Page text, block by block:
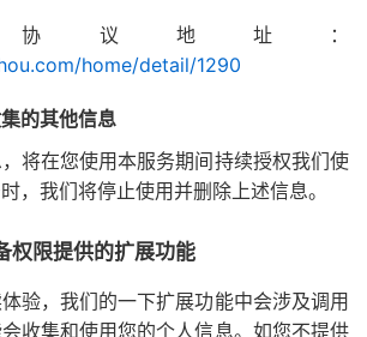
议地址：
home/detail/1290
的其他信息
将在您使用本服务期间持续授权我们使
，我们将停止使用并删除上述信息。
权限提供的扩展功能
验，我们的一下扩展功能中会涉及调用
收集和使用您的个人信息。如您不提供